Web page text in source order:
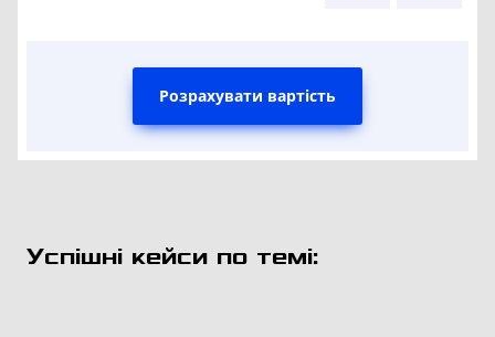
Розрахувати вартість
Успішні кейси по темі: